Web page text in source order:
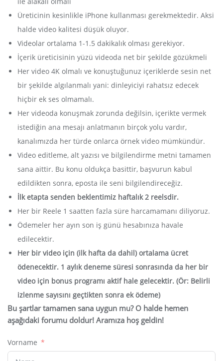
Üreticinin kesinlikle iPhone kullanması gerekmektedir. Aksi
halde video kalitesi düşük oluyor.
Videolar ortalama 1-1.5 dakikalık olması gerekiyor.
İçerik üreticisinin yüzü videoda net bir şekilde gözükmeli
Her video 4K olmalı ve konuştuğunuz içeriklerde sesin net
bir şekilde algılanmalı yani: dinleyiciyi rahatsız edecek
hiçbir ek ses olmamalı.
Her videoda konuşmak zorunda değilsin, içerikte vermek
istediğin ana mesajı anlatmanın birçok yolu vardır,
kanalımızda her türde onlarca örnek video mümkündür.
Video editleme, alt yazısı ve bilgilendirme metni tamamen
sana aittir. Bu konu oldukça basittir, başvurun kabul
edildikten sonra, eposta ile seni bilgilendireceğiz.
İlk etapta senden beklentimiz haftalık 2 reelsdir.
Her bir Reele 1 saatten fazla süre harcamamanı diliyoruz.
Ödemeler her ayın son iş günü hesabınıza havale
edilecektir.
Her bir video için (ilk hafta da dahil) ortalama ücret
ödenecektir. 1 aylık deneme süresi sonrasında da her bir
video için bonus programı aktif hale gelecektir. (Ör: Belirli
izlenme sayısını geçtikten sonra ek ödeme)
Bu şartlar tamamen sana uygun mu? O halde hemen
aşağıdaki forumu doldur! Aramıza hoş geldin!
Vorname